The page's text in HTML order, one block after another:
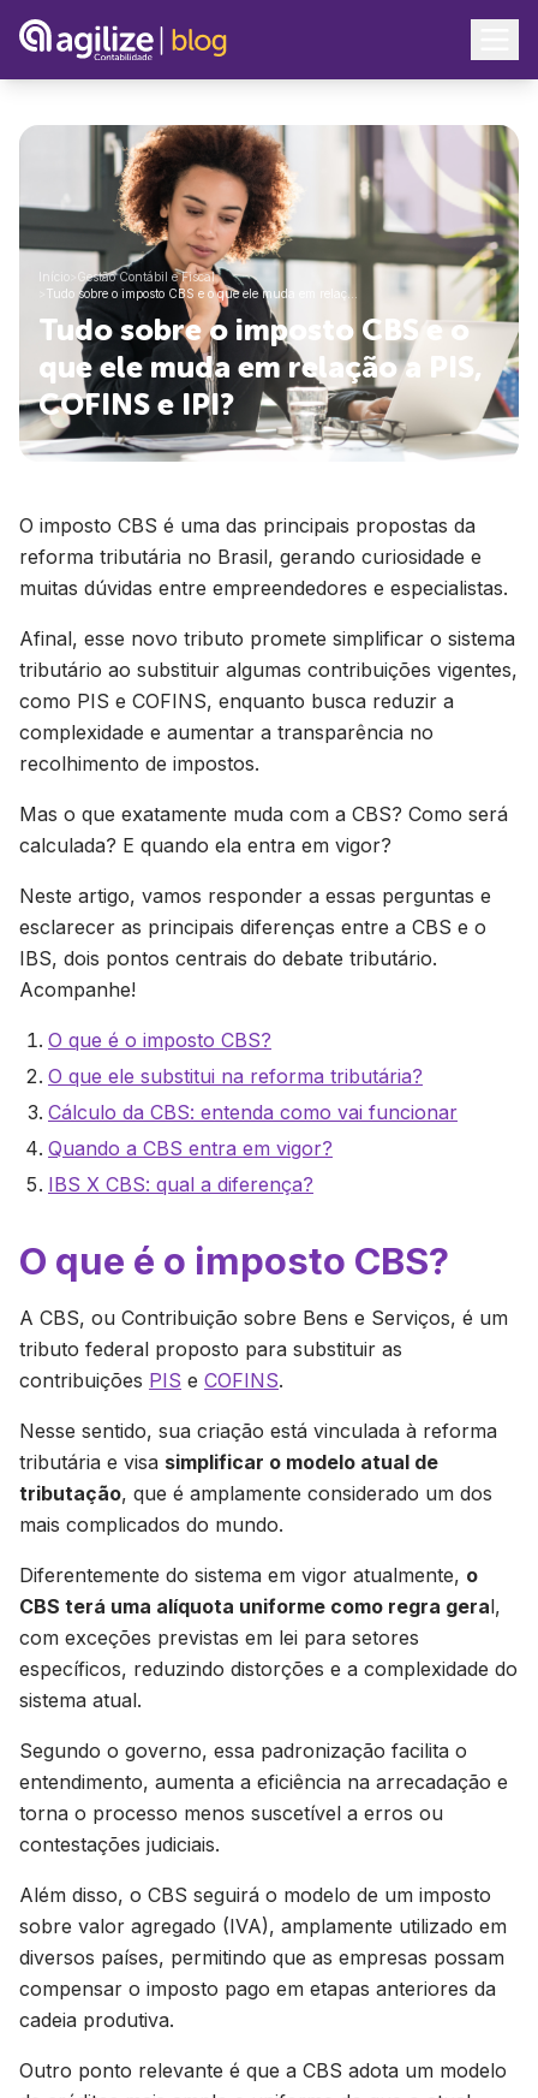
Início Gestão Contábil e Fiscal
Tudo sobre o imposto CBS e o que ele muda em relaç…
Tudo sobre o imposto CBS e o
que ele muda em relação a PIS,
COFINS e IPI?
O imposto CBS é uma das principais propostas da
reforma tributária no Brasil, gerando curiosidade e
muitas dúvidas entre empreendedores e especialistas.
Afinal, esse novo tributo promete simplificar o sistema
tributário ao substituir algumas contribuições vigentes,
como PIS e COFINS, enquanto busca reduzir a
complexidade e aumentar a transparência no
recolhimento de impostos.
Mas o que exatamente muda com a CBS? Como será
calculada? E quando ela entra em vigor?
Neste artigo, vamos responder a essas perguntas e
esclarecer as principais diferenças entre a CBS e o
IBS, dois pontos centrais do debate tributário.
Acompanhe!
O que é o imposto CBS?
O que ele substitui na reforma tributária?
Cálculo da CBS: entenda como vai funcionar
Quando a CBS entra em vigor?
IBS X CBS: qual a diferença?
O que é o imposto CBS?
A CBS, ou Contribuição sobre Bens e Serviços, é um
tributo federal proposto para substituir as
contribuições PIS e COFINS.
Nesse sentido, sua criação está vinculada à reforma
tributária e visa simplificar o modelo atual de
tributação, que é amplamente considerado um dos
mais complicados do mundo.
Diferentemente do sistema em vigor atualmente, o
CBS terá uma alíquota uniforme como regra geral,
com exceções previstas em lei para setores
específicos, reduzindo distorções e a complexidade do
sistema atual.
Segundo o governo, essa padronização facilita o
entendimento, aumenta a eficiência na arrecadação e
torna o processo menos suscetível a erros ou
contestações judiciais.
Além disso, o CBS seguirá o modelo de um imposto
sobre valor agregado (IVA), amplamente utilizado em
diversos países, permitindo que as empresas possam
compensar o imposto pago em etapas anteriores da
cadeia produtiva.
Outro ponto relevante é que a CBS adota um modelo